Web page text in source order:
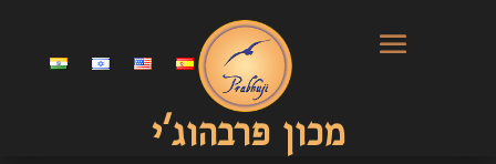
מכון פרבהוג'י